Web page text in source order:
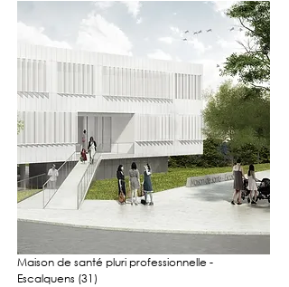
Maison de santé pluri professionnelle -
Escalquens (31)